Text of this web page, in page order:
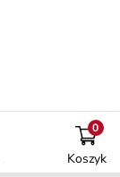
Koszyk
0